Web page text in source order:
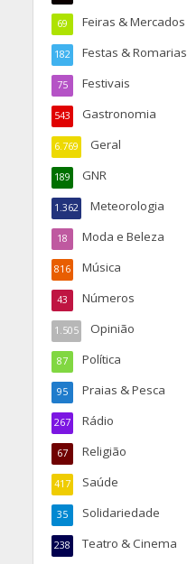
Feiras & Mercados
69
Festas & Romarias
182
Festivais
75
Gastronomia
543
Geral
6.769
GNR
189
Meteorologia
1.362
Moda e Beleza
18
Música
816
Números
43
Opinião
1.505
Política
87
Praias & Pesca
95
Rádio
267
Religião
67
Saúde
417
Solidariedade
35
Teatro & Cinema
238